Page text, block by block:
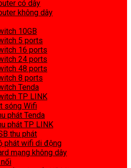
có dây
không dây
10GB
5 ports
16 ports
24 ports
48 ports
8 ports
Tenda
TP LINK
sóng Wifi
phát Tenda
phát TP LINK
thu phát
phát wifi di động
mạng không dây